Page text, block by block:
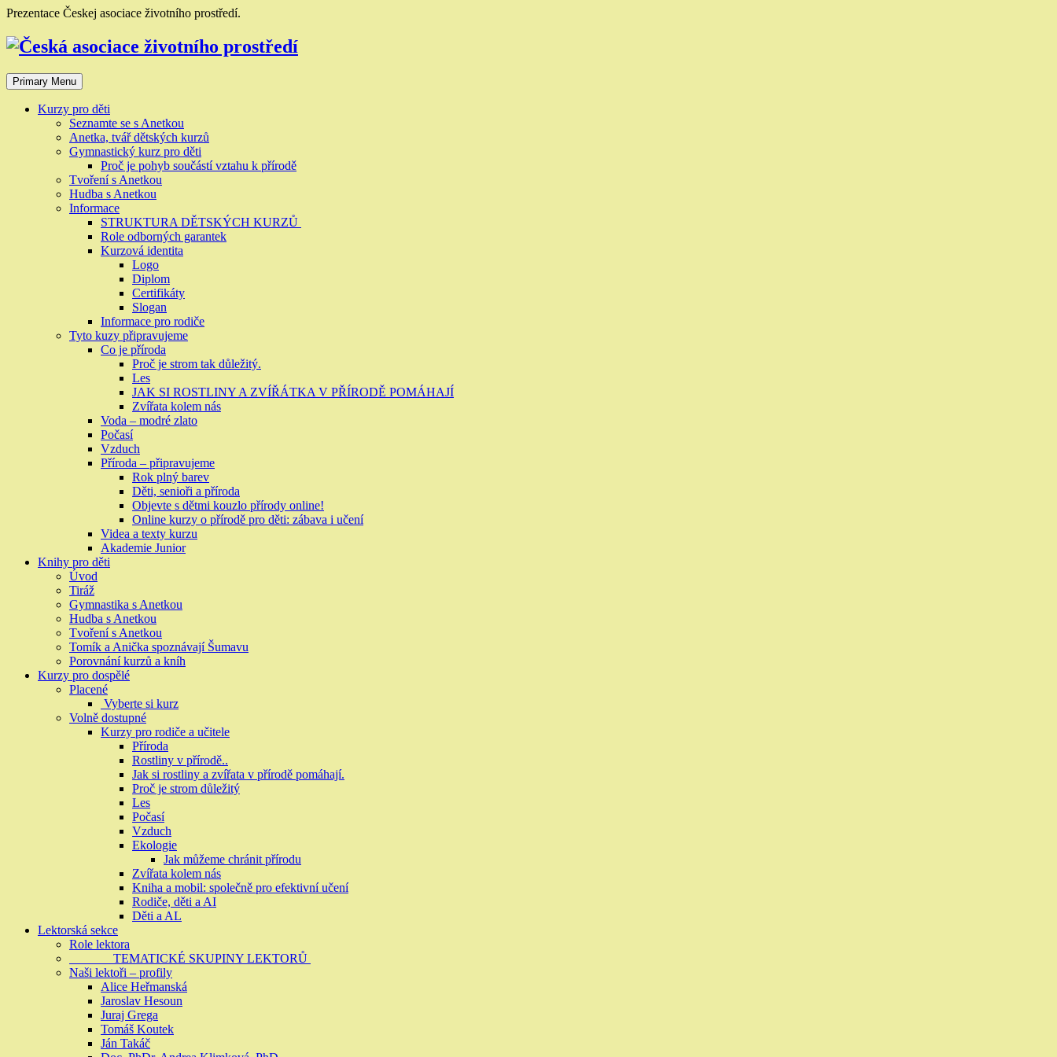
Skip
content
Prezentace Českej asociace životního prostředí.
Primary Menu
Kurzy pro děti
Seznamte se s Anetkou
Anetka, tvář dětských kurzů
Gymnastický kurz pro děti
Proč je pohyb součástí vztahu k přírodě
Tvoření s Anetkou
Hudba s Anetkou
Informace
STRUKTURA DĚTSKÝCH KURZŮ
Role odborných garantek
Kurzová identita
Logo
Diplom
Certifikáty
Slogan
Informace pro rodiče
Tyto kuzy připravujeme
Co je příroda
Proč je strom tak důležitý.
Les
JAK SI ROSTLINY A ZVÍŘÁTKA V PŘÍRODĚ POMÁHAJÍ
Zvířata kolem nás
Voda – modré zlato
Počasí
Vzduch
Příroda – připravujeme
Rok plný barev
Děti, senioři a příroda
Objevte s dětmi kouzlo přírody online!
Online kurzy o přírodě pro děti: zábava i učení
Videa a texty kurzu
Akademie Junior
Knihy pro děti
Úvod
Tiráž
Gymnastika s Anetkou
Hudba s Anetkou
Tvoření s Anetkou
Tomík a Anička spoznávají Šumavu
Porovnání kurzů a kníh
Kurzy pro dospělé
Placené
Vyberte si kurz
Volně dostupné
Kurzy pro rodiče a učitele
Příroda
Rostliny v přírodě..
Jak si rostliny a zvířata v přírodě pomáhají.
Proč je strom důležitý
Les
Počasí
Vzduch
Ekologie
Jak můžeme chránit přírodu
Zvířata kolem nás
Kniha a mobil: společně pro efektivní učení
Rodiče, děti a AI
Děti a AL
Lektorská sekce
Role lektora
TEMATICKÉ SKUPINY LEKTORŮ
Naši lektoři – profily
Alice Heřmanská
Jaroslav Hesoun
Juraj Grega
Tomáš Koutek
Ján Takáč